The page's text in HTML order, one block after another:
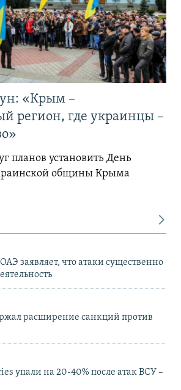
«Крым –
регион, где украинцы –
планов установить День
общины Крыма
заявляет, что атаки существенно
расширение санкций против
упали на 20-40% после атак ВСУ –